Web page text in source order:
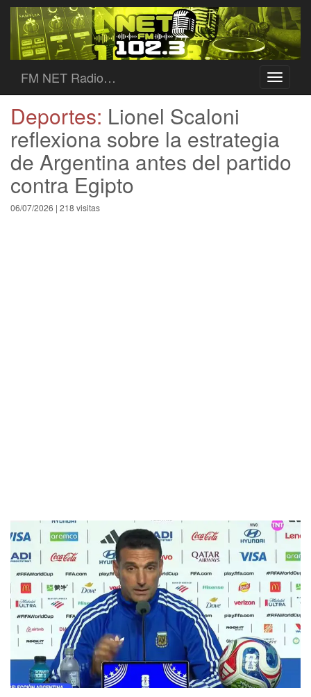
Toggle
FM NET Radio…
Deportes: Lionel Scaloni
reflexiona sobre la estrategia
de Argentina antes del partido
contra Egipto
06/07/2026 | 218 visitas